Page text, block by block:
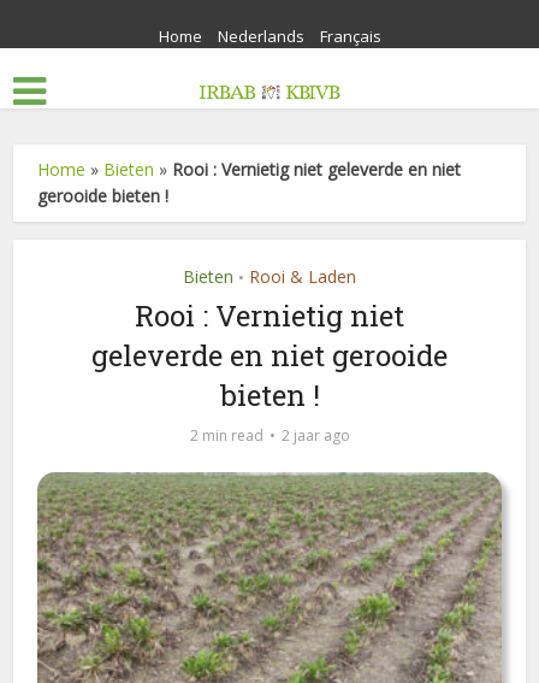
Home Nederlands Français
Home » Bieten » Rooi : Vernietig niet geleverde en niet
gerooide bieten !
Bieten • Rooi & Laden
Rooi : Vernietig niet
geleverde en niet gerooide
bieten !
2 min read 2 jaar ago